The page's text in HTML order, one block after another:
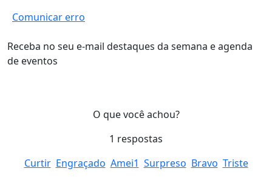
Comunicar erro
Receba no seu e-mail destaques da semana e agenda
de eventos
O que você achou?
1 respostas
Curtir Engraçado Amei1 Surpreso Bravo Triste